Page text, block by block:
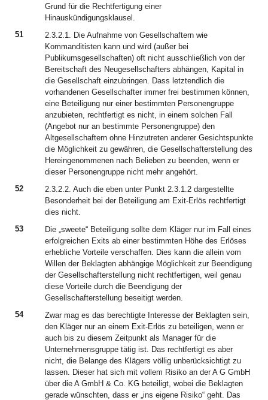
Grund für die Rechtfertigung einer
Hinauskündigungsklausel.
51
2.3.2.1. Die Aufnahme von Gesellschaftern wie
Kommanditisten kann und wird (außer bei
Publikumsgesellschaften) oft nicht ausschließlich von der
Bereitschaft des Neugesellschafters abhängen, Kapital in
die Gesellschaft einzubringen. Dass letztendlich die
vorhandenen Gesellschafter immer frei bestimmen können,
eine Beteiligung nur einer bestimmten Personengruppe
anzubieten, rechtfertigt es nicht, in einem solchen Fall
(Angebot nur an bestimmte Personengruppe) den
Altgesellschaftern ohne Hinzutreten anderer Gesichtspunkte
die Möglichkeit zu gewähren, die Gesellschafterstellung des
Hereingenommenen nach Belieben zu beenden, wenn er
dieser Personengruppe nicht mehr angehört.
52
2.3.2.2. Auch die eben unter Punkt 2.3.1.2 dargestellte
Besonderheit bei der Beteiligung am Exit-Erlös rechtfertigt
dies nicht.
53
Die „sweete“ Beteiligung sollte dem Kläger nur im Fall eines
erfolgreichen Exits ab einer bestimmten Höhe des Erlöses
erhebliche Vorteile verschaffen. Dies kann die allein vom
Willen der Beklagten abhängige Möglichkeit zur Beendigung
der Gesellschafterstellung nicht rechtfertigen, weil genau
diese Vorteile durch die Beendigung der
Gesellschafterstellung beseitigt werden.
54
Zwar mag es das berechtigte Interesse der Beklagten sein,
den Kläger nur an einem Exit-Erlös zu beteiligen, wenn er
auch bis zu diesem Zeitpunkt als Manager für die
Unternehmensgruppe tätig ist. Das rechtfertigt es aber
nicht, die Belange des Klägers völlig unberücksichtigt zu
lassen. Dieser hat sich mit vollem Risiko an der A G GmbH
über die A GmbH & Co. KG beteiligt, wobei die Beklagten
gerade wünschten, dass er „ins eigene Risiko“ geht. Das